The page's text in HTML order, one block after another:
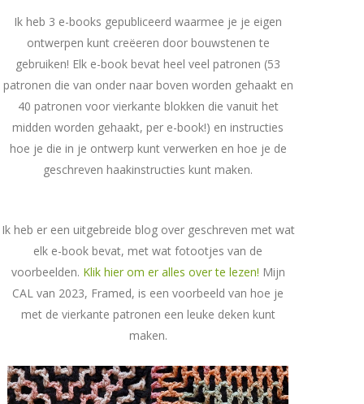
Ik heb 3 e-books gepubliceerd waarmee je je eigen
ontwerpen kunt creëeren door bouwstenen te
gebruiken! Elk e-book bevat heel veel patronen (53
patronen die van onder naar boven worden gehaakt en
40 patronen voor vierkante blokken die vanuit het
midden worden gehaakt, per e-book!) en instructies
hoe je die in je ontwerp kunt verwerken en hoe je de
geschreven haakinstructies kunt maken.
Ik heb er een uitgebreide blog over geschreven met wat
elk e-book bevat, met wat fotootjes van de
voorbeelden. Klik hier om er alles over te lezen! Mijn
CAL van 2023, Framed, is een voorbeeld van hoe je
met de vierkante patronen een leuke deken kunt
maken.